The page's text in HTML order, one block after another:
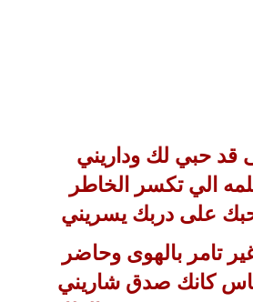
قد حبي لك وداريني
الي تكسر الخاطر
على دربك يسريني
تامر بالهوى وحاضر
كانك صدق شاريني